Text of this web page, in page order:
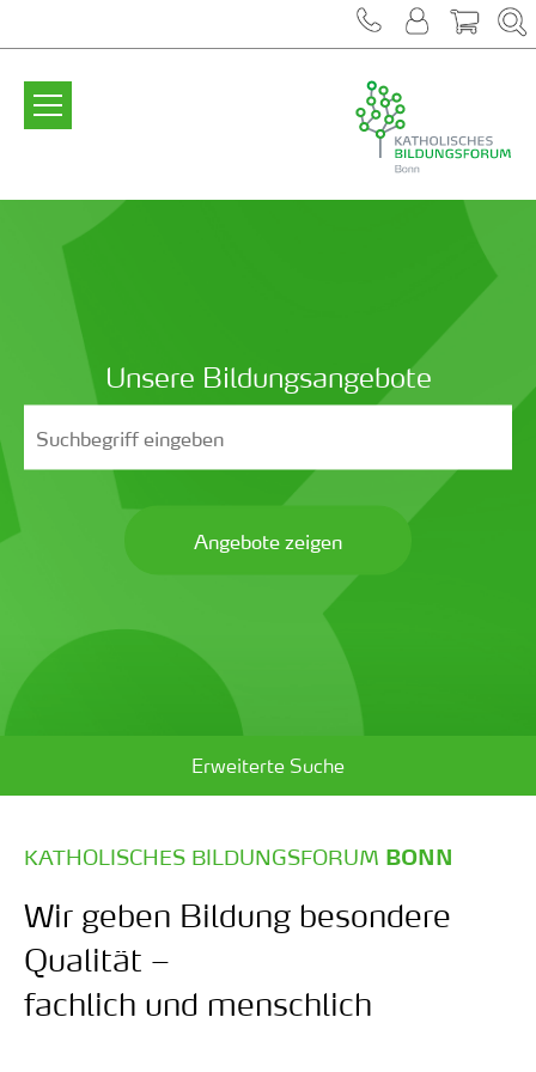
Unsere Bildungsangebote
Angebote zeigen
Erweiterte Suche
KATHOLISCHES BILDUNGSFORUM BONN
Wir geben Bildung besondere
Qualität –
fachlich und menschlich